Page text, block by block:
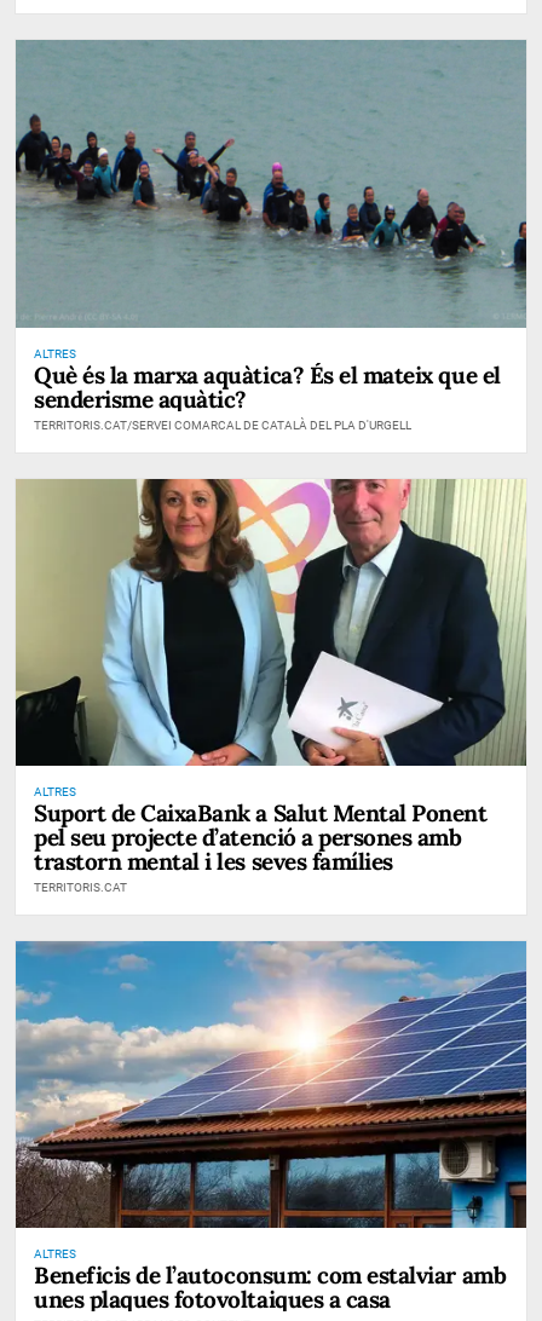
ALTRES
Què és la marxa aquàtica? És el mateix que el
senderisme aquàtic?
TERRITORIS.CAT/SERVEI COMARCAL DE CATALÀ DEL PLA D'URGELL
ALTRES
Suport de CaixaBank a Salut Mental Ponent
pel seu projecte d’atenció a persones amb
trastorn mental i les seves famílies
TERRITORIS.CAT
ALTRES
Beneficis de l’autoconsum: com estalviar amb
unes plaques fotovoltaiques a casa